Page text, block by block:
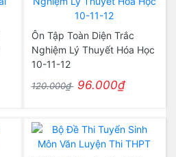
Ôn Tập Toàn Diện Trắc
Nghiệm Lý Thuyết Hóa Học
10-11-12
120.000₫ 96.000₫